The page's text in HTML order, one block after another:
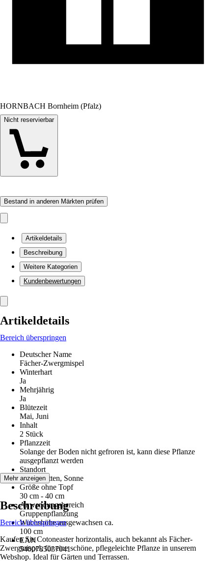
HORNBACH Bornheim (Pfalz)
Nicht reservierbar
Bestand in anderen Märkten prüfen
Artikeldetails
Beschreibung
Weitere Kategorien
Kundenbewertungen
Artikeldetails
Bereich überspringen
Deutscher Name
Fächer-Zwergmispel
Winterhart
Ja
Mehrjährig
Ja
Blütezeit
Mai, Juni
Inhalt
2 Stück
Pflanzzeit
Solange der Boden nicht gefroren ist, kann diese Pflanze
ausgepflanzt werden
Standort
Halbschatten, Sonne
Größe ohne Topf
30 cm - 40 cm
Anwendungsbereich
Gruppenpflanzung
Wuchshöhe ausgewachsen ca.
100 cm
EAN
5400785037041
Mehr anzeigen
Beschreibung
Bereich überspringen
Kaufen Sie Cotoneaster horizontalis, auch bekannt als Fächer-
Zwergmispel, für eine schöne, pflegeleichte Pflanze in unserem
Webshop. Ideal für Gärten und Terrassen.